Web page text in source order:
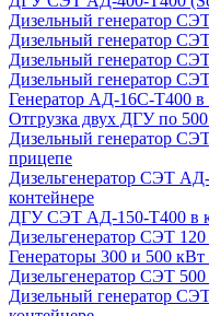
Дизельный генератор
Дизельный генератор
Дизельный генератор
Дизельный генератор
Генератор АД-16С-Т400
Отгрузка двух ДГУ по
Дизельный генератор
прицепе
Дизельгенератор СЭТ
контейнере
ДГУ СЭТ АД-150-Т400 в
Дизельгенератор СЭТ
Генераторы 300 и 500 кВт
Дизельгенератор СЭТ
Дизельный генератор